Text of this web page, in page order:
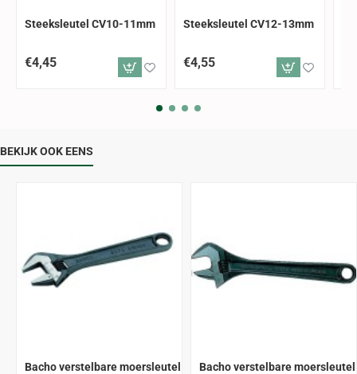
Steeksleutel CV10-11mm
€4,45
Steeksleutel CV12-13mm
€4,55
BEKIJK OOK EENS
Bacho verstelbare moersleutel
Bacho verstelbare moersleutel